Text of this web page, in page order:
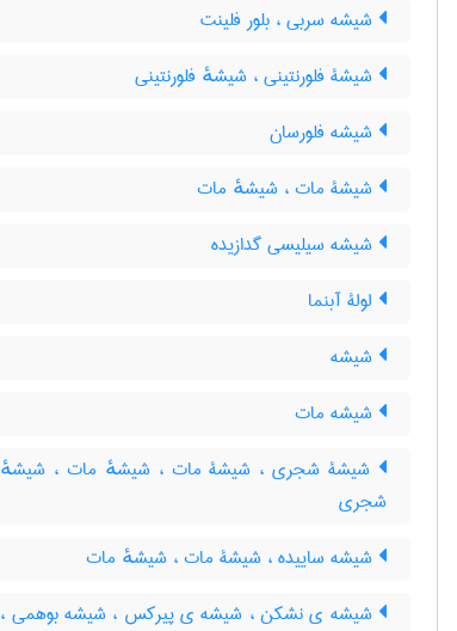
شیشه سربی ، بلور فلینت
شیشۀ فلورنتینی ، شیشهٔ فلورنتینی
شیشه فلورسان
شیشۀ مات ، شیشهٔ مات
شیشه سیلیسی گدازیده
لولۀ آبنما
شیشه
شیشه مات
شیشۀ شجری ، شیشۀ مات ، شیشهٔ مات ، شیشهٔ
شجری
شیشه ساییده ، شیشۀ مات ، شیشهٔ مات
شیشه ی نشکن ، شیشه ی پیرکس ، شیشه بوهمی ،